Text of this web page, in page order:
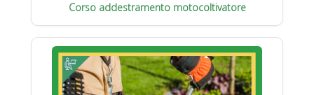
Corso addestramento motocoltivatore